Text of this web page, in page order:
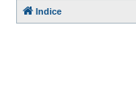
Indice